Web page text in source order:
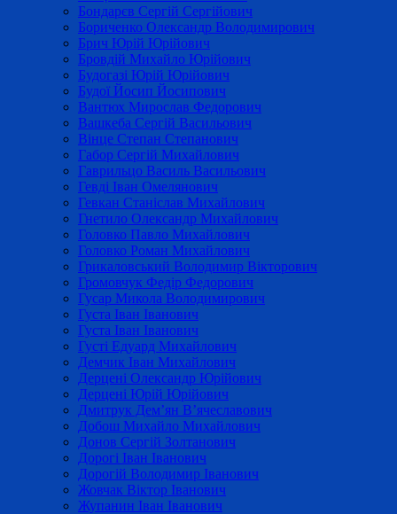
Бондарєв Сергій Сергійович
Бориченко Олександр Володимирович
Брич Юрій Юрійович
Бровдій Михайло Юрійович
Будогазі Юрій Юрійович
Будої Йосип Йосипович
Вантюх Мирослав Федорович
Вашкеба Сергій Васильович
Вінце Степан Степанович
Габор Сергій Михайлович
Гаврильцо Василь Васильович
Гевді Іван Омелянович
Гевкан Станіслав Михайлович
Гнетило Олександр Михайлович
Головко Павло Михайлович
Головко Роман Михайлович
Грикаловський Володимир Вікторович
Громовчук Федір Федорович
Гусар Микола Володимирович
Густа Іван Іванович
Густа Іван Іванович
Густі Едуард Михайлович
Демчик Іван Михайлович
Дерцені Олександр Юрійович
Дерцені Юрій Юрійович
Дмитрук Дем’ян В’ячеславович
Добош Михайло Михайлович
Донов Сергій Золтанович
Дорогі Іван Іванович
Дорогій Володимир Іванович
Жовчак Віктор Іванович
Жупанин Іван Іванович